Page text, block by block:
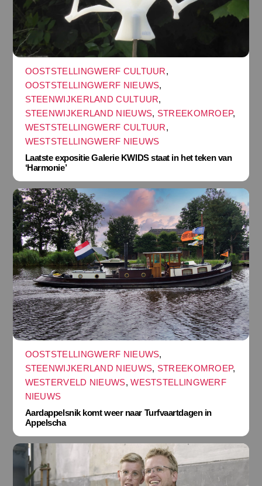
OOSTSTELLINGWERF CULTUUR,
OOSTSTELLINGWERF NIEUWS,
STEENWIJKERLAND CULTUUR,
STEENWIJKERLAND NIEUWS, STREEKOMROEP,
WESTSTELLINGWERF CULTUUR,
WESTSTELLINGWERF NIEUWS
Laatste expositie Galerie KWIDS staat in het teken van
‘Harmonie’
OOSTSTELLINGWERF NIEUWS,
STEENWIJKERLAND NIEUWS, STREEKOMROEP,
WESTERVELD NIEUWS,WESTSTELLINGWERF
NIEUWS
Aardappelsnik komt weer naar Turfvaartdagen in
Appelscha